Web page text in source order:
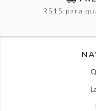
R$15 para